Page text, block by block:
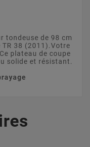
tondeuse de 98 cm
38 (2011).Votre
plateau de coupe
solide et résistant.